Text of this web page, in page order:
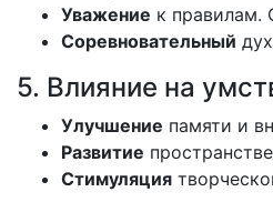
Уважение к правилам.
Соревновательный
5. Влияние на
Улучшение памяти и
Развитие
Стимуляция